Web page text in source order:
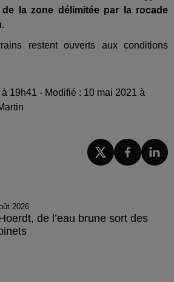
de la zone délimitée par la rocade
.
restent ouverts aux conditions
19h41 - Modifié : 10 mai 2021 à
2026
de l’eau brune sort des